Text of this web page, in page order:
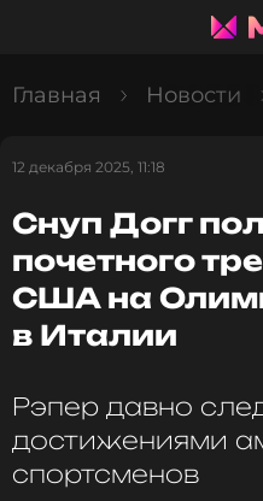
Главная Новости
12 декабря 2025, 11:18
Снуп Догг
почетного
США на
в Италии
Рэпер давно
достижениями
спортсменов